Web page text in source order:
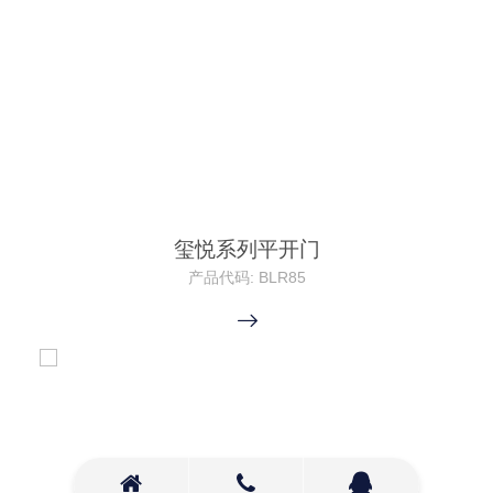
玺悦系列平开门
产品代码: BLR85